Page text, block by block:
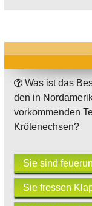
Was ist das
den in
vorkommenden
Krötenechsen?
Sie sind
Sie fressen